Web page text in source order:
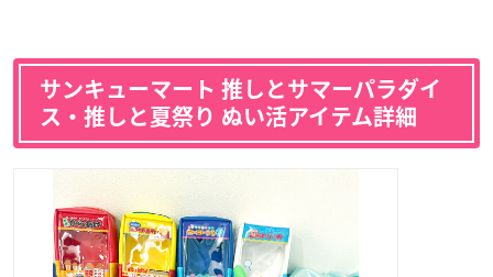
サンキューマート 推しとサマーパラダイ
ス・推しと夏祭り ぬい活アイテム詳細